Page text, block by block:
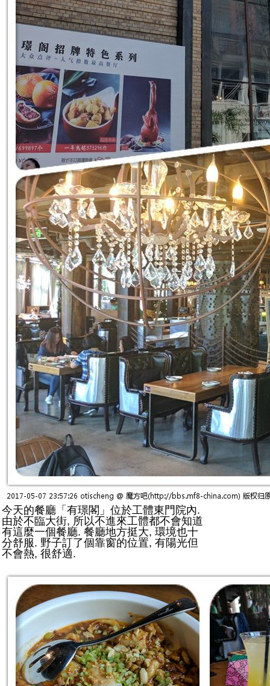
今天的餐廳「有璟閣」位於工體東門院內.
由於不臨大街, 所以不進來工體都不會知道
有這麼一個餐廳. 餐廳地方挺大, 環境也十
分舒服. 野子訂了個靠窗的位置, 有陽光但
不會熱, 很舒適.